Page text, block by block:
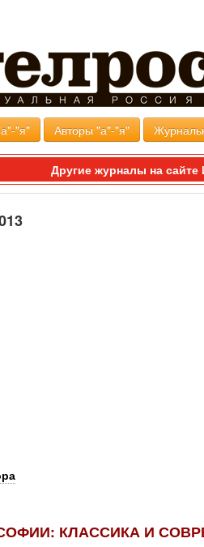
"я" Авторы "а"-"я"
Другие журналы на
КЛАССИКА И